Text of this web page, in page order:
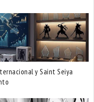
y Saint Seiya